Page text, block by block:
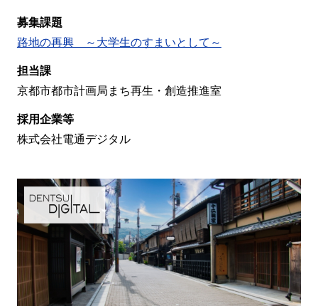
募集課題
路地の再興 ～大学生のすまいとして～
担当課
京都市都市計画局まち再生・創造推進室
採用企業等
株式会社電通デジタル